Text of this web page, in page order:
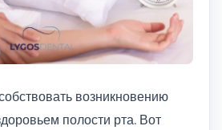
возникновению
полости рта. Вот